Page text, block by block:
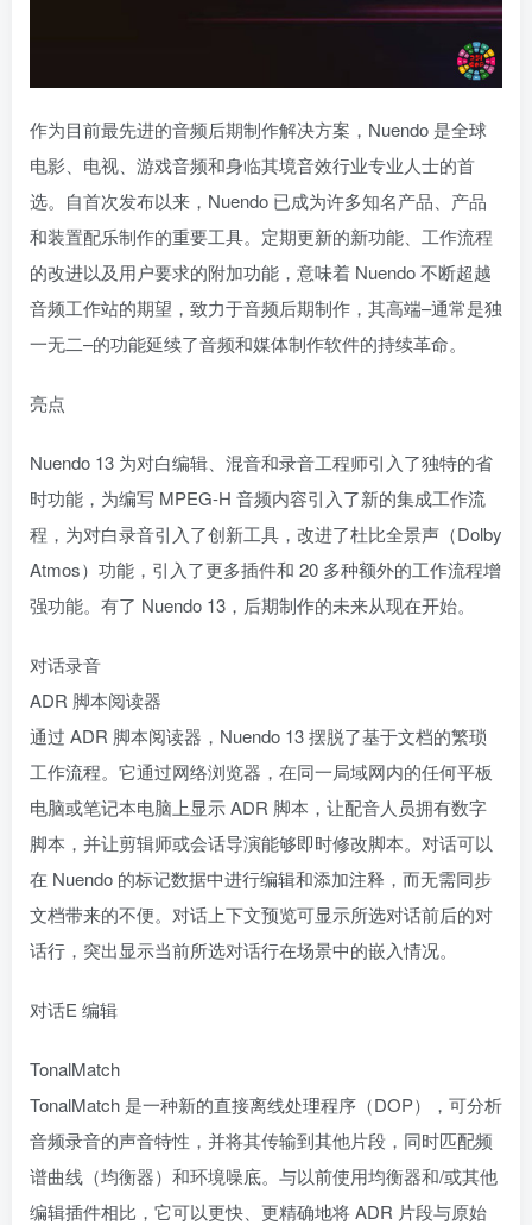
作为目前最先进的音频后期制作解决方案，Nuendo 是全球
电影、电视、游戏音频和身临其境音效行业专业人士的首
选。自首次发布以来，Nuendo 已成为许多知名产品、产品
和装置配乐制作的重要工具。定期更新的新功能、工作流程
的改进以及用户要求的附加功能，意味着 Nuendo 不断超越
音频工作站的期望，致力于音频后期制作，其高端–通常是独
一无二–的功能延续了音频和媒体制作软件的持续革命。
亮点
Nuendo 13 为对白编辑、混音和录音工程师引入了独特的省
时功能，为编写 MPEG-H 音频内容引入了新的集成工作流
程，为对白录音引入了创新工具，改进了杜比全景声（Dolby
Atmos）功能，引入了更多插件和 20 多种额外的工作流程增
强功能。有了 Nuendo 13，后期制作的未来从现在开始。
对话录音
ADR 脚本阅读器
通过 ADR 脚本阅读器，Nuendo 13 摆脱了基于文档的繁琐
工作流程。它通过网络浏览器，在同一局域网内的任何平板
电脑或笔记本电脑上显示 ADR 脚本，让配音人员拥有数字
脚本，并让剪辑师或会话导演能够即时修改脚本。对话可以
在 Nuendo 的标记数据中进行编辑和添加注释，而无需同步
文档带来的不便。对话上下文预览可显示所选对话前后的对
话行，突出显示当前所选对话行在场景中的嵌入情况。
对话E 编辑
TonalMatch
TonalMatch 是一种新的直接离线处理程序（DOP），可分析
音频录音的声音特性，并将其传输到其他片段，同时匹配频
谱曲线（均衡器）和环境噪底。与以前使用均衡器和/或其他
编辑插件相比，它可以更快、更精确地将 ADR 片段与原始